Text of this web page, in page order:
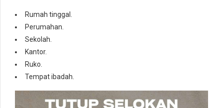
Rumah tinggal.
Perumahan.
Sekolah.
Kantor.
Ruko.
Tempat ibadah.